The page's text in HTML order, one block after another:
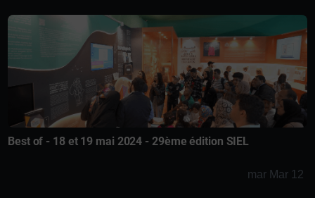
Best of - 18 et 19 mai 2024 - 29ème édition SIEL
mar Mar 12